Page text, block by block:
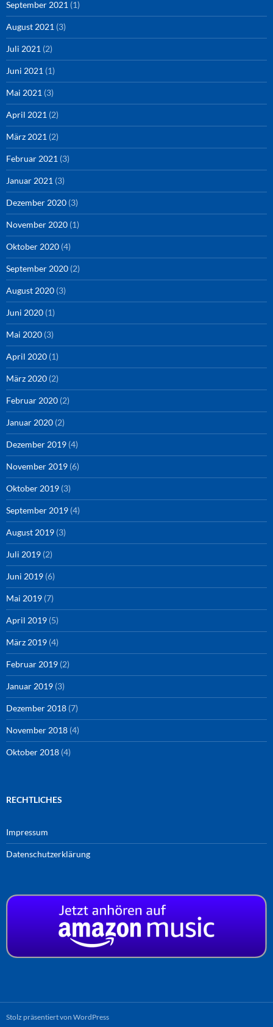
September 2021 (1)
August 2021 (3)
Juli 2021 (2)
Juni 2021 (1)
Mai 2021 (3)
April 2021 (2)
März 2021 (2)
Februar 2021 (3)
Januar 2021 (3)
Dezember 2020 (3)
November 2020 (1)
Oktober 2020 (4)
September 2020 (2)
August 2020 (3)
Juni 2020 (1)
Mai 2020 (3)
April 2020 (1)
März 2020 (2)
Februar 2020 (2)
Januar 2020 (2)
Dezember 2019 (4)
November 2019 (6)
Oktober 2019 (3)
September 2019 (4)
August 2019 (3)
Juli 2019 (2)
Juni 2019 (6)
Mai 2019 (7)
April 2019 (5)
März 2019 (4)
Februar 2019 (2)
Januar 2019 (3)
Dezember 2018 (7)
November 2018 (4)
Oktober 2018 (4)
RECHTLICHES
Impressum
Datenschutzerklärung
Stolz präsentiert von WordPress